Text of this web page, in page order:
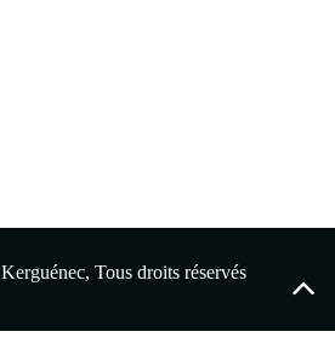
Tous droits réservés